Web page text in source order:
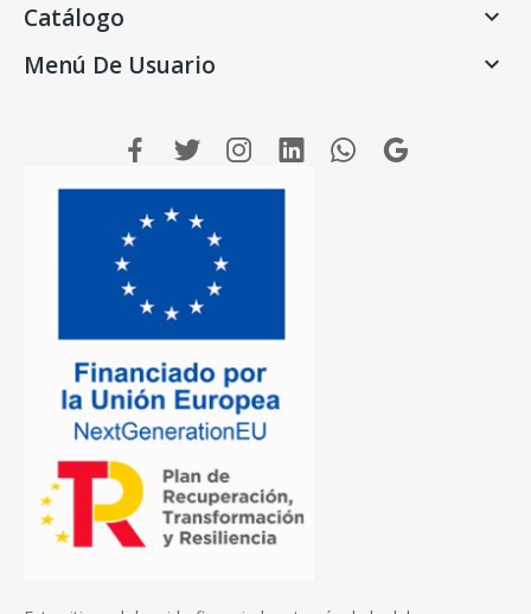
Catálogo 
Menú De Usuario 